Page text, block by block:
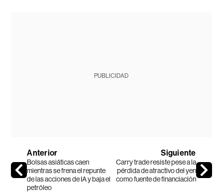
PUBLICIDAD
Anterior
Bolsas asiáticas caen
mientras se frena el repunte
de las acciones de IA y baja el
petróleo
Siguiente
Carry trade resiste pese a la
pérdida de atractivo del yen
como fuente de financiación